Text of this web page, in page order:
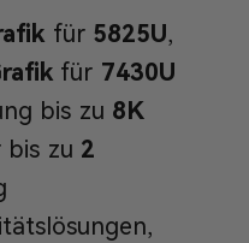
für 5825U,
für 7430U
bis zu 8K
bis zu 2